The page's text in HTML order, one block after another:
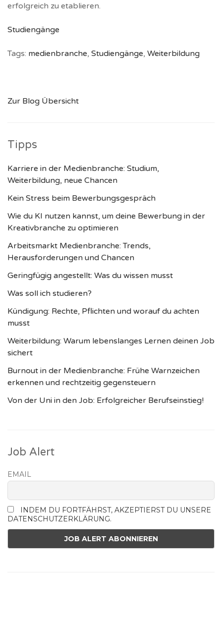
erfolgreich zu etablieren.
Studiengänge
Tags: medienbranche, Studiengänge, Weiterbildung
Zur Blog Übersicht
Tipps
Karriere in der Medienbranche: Studium,
Weiterbildung, neue Chancen
Kein Stress beim Bewerbungsgespräch
Wie du KI nutzen kannst, um deine Bewerbung in der
Kreativbranche zu optimieren
Arbeitsmarkt Medienbranche: Trends,
Herausforderungen und Chancen
Geringfügig angestellt: Was du wissen musst
Was soll ich studieren?
Kündigung: Rechte, Pflichten und worauf du achten
musst
Weiterbildung: Warum lebenslanges Lernen deinen Job
sichert
Burnout in der Medienbranche: Frühe Warnzeichen
erkennen und rechtzeitig gegensteuern
Von der Uni in den Job: Erfolgreicher Berufseinstieg!
Job Alert
EMAIL
INDEM DU FORTFÄHRST, AKZEPTIERST DU UNSERE
DATENSCHUTZERKLÄRUNG.